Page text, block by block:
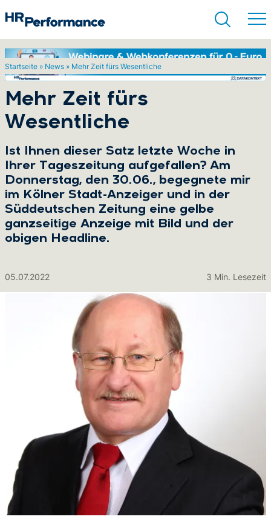
Suchen
Startseite » News » Mehr Zeit fürs Wesentliche
Mehr Zeit fürs
Wesentliche
Ist Ihnen dieser Satz letzte Woche in
Ihrer Tageszeitung aufgefallen? Am
Donnerstag, den 30.06., begegnete mir
im Kölner Stadt-Anzeiger und in der
Süddeutschen Zeitung eine gelbe
ganzseitige Anzeige mit Bild und der
obigen Headline.
05.07.2022 3 Min. Lesezeit